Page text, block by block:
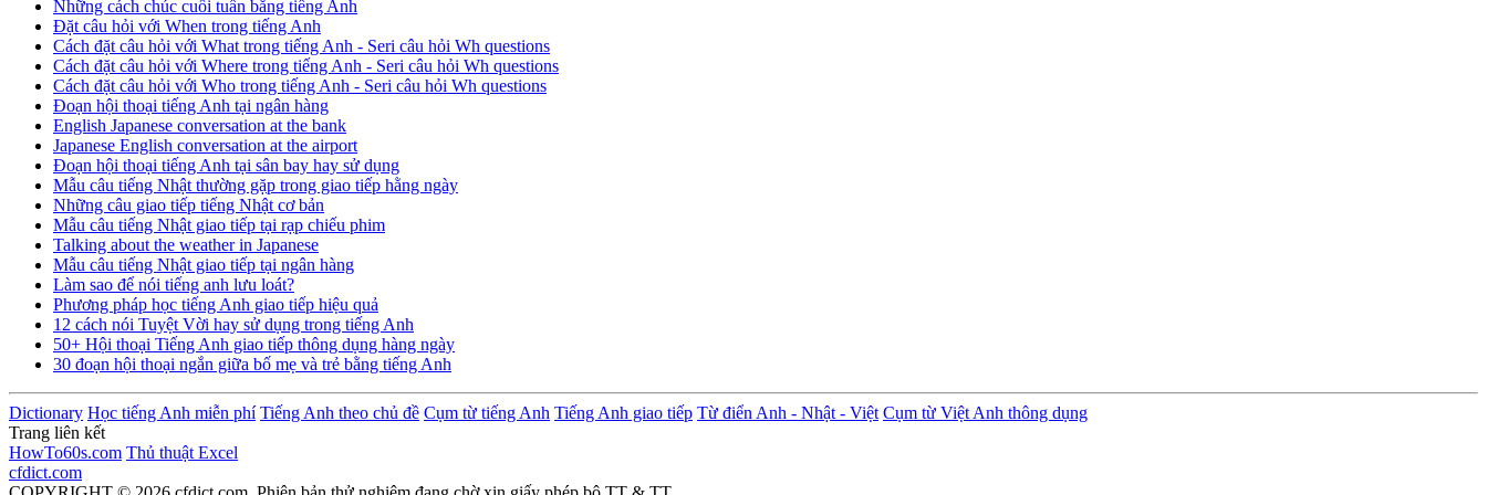
Những cách chúc cuối tuần bằng tiếng Anh
Đặt câu hỏi với When trong tiếng Anh
Cách đặt câu hỏi với What trong tiếng Anh - Seri câu hỏi Wh questions
Cách đặt câu hỏi với Where trong tiếng Anh - Seri câu hỏi Wh questions
Cách đặt câu hỏi với Who trong tiếng Anh - Seri câu hỏi Wh questions
Đoạn hội thoại tiếng Anh tại ngân hàng
English Japanese conversation at the bank
Japanese English conversation at the airport
Đoạn hội thoại tiếng Anh tại sân bay hay sử dụng
Mẫu câu tiếng Nhật thường gặp trong giao tiếp hằng ngày
Những câu giao tiếp tiếng Nhật cơ bản
Mẫu câu tiếng Nhật giao tiếp tại rạp chiếu phim
Talking about the weather in Japanese
Mẫu câu tiếng Nhật giao tiếp tại ngân hàng
Làm sao để nói tiếng anh lưu loát?
Phương pháp học tiếng Anh giao tiếp hiệu quả
12 cách nói Tuyệt Vời hay sử dụng trong tiếng Anh
50+ Hội thoại Tiếng Anh giao tiếp thông dụng hàng ngày
30 đoạn hội thoại ngắn giữa bố mẹ và trẻ bằng tiếng Anh
Dictionary Học tiếng Anh miễn phí Tiếng Anh theo chủ đề Cụm từ tiếng Anh Tiếng Anh giao tiếp Từ điển Anh - Nhật - Việt Cụm từ Việt Anh thông dụng
Trang liên kết
HowTo60s.com Thủ thuật Excel
cfdict.com